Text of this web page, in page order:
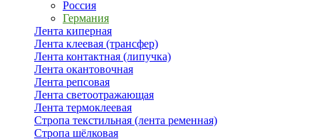
Россия
Германия
Лента киперная
Лента клеевая (трансфер)
Лента контактная (липучка)
Лента окантовочная
Лента репсовая
Лента светоотражающая
Лента термоклеевая
Стропа текстильная (лента ременная)
Стропа шёлковая